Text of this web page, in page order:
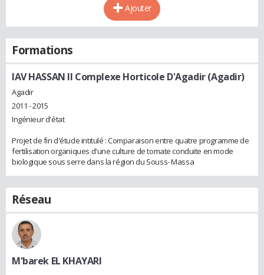
Ajouter
Formations
IAV HASSAN II Complexe Horticole D'Agadir (Agadir)
Agadir
2011 - 2015
Ingénieur d'état
Projet de fin d'étude intitulé : Comparaison entre quatre programme de
fertilisation organiques d'une culture de tomate conduite en mode
biologique sous serre dans la région du Souss- Massa
Réseau
M'barek EL KHAYARI